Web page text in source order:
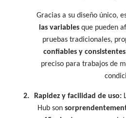
Gracias a su diseño único,
las variables que pueden
pruebas tradicionales,
confiables y consistentes
preciso para trabajos de
2. Rapidez y facilidad de uso:
Hub son